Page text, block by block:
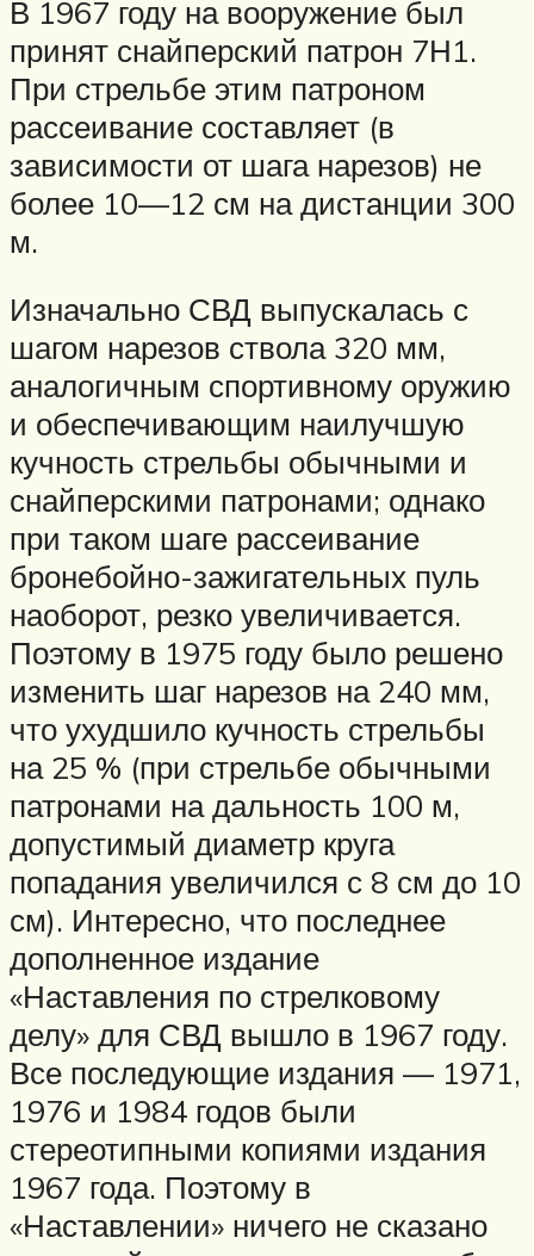
В 1967 году на вооружение был
принят снайперский патрон 7Н1.
При стрельбе этим патроном
рассеивание составляет (в
зависимости от шага нарезов) не
более 10—12 см на дистанции 300
м.
Изначально СВД выпускалась с
шагом нарезов ствола 320 мм,
аналогичным спортивному оружию
и обеспечивающим наилучшую
кучность стрельбы обычными и
снайперскими патронами; однако
при таком шаге рассеивание
бронебойно-зажигательных пуль
наоборот, резко увеличивается.
Поэтому в 1975 году было решено
изменить шаг нарезов на 240 мм,
что ухудшило кучность стрельбы
на 25 % (при стрельбе обычными
патронами на дальность 100 м,
допустимый диаметр круга
попадания увеличился с 8 см до 10
см). Интересно, что последнее
дополненное издание
«Наставления по стрелковому
делу» для СВД вышло в 1967 году.
Все последующие издания — 1971,
1976 и 1984 годов были
стереотипными копиями издания
1967 года. Поэтому в
«Наставлении» ничего не сказано